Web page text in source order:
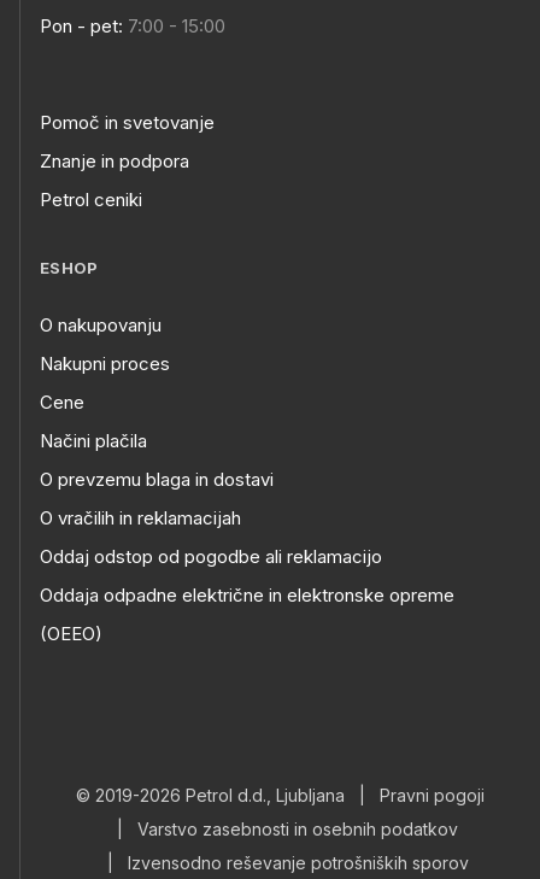
Pon - pet: 7:00 - 15:00
Pomoč in svetovanje
Znanje in podpora
Petrol ceniki
ESHOP
O nakupovanju
Nakupni proces
Cene
Načini plačila
O prevzemu blaga in dostavi
O vračilih in reklamacijah
Oddaj odstop od pogodbe ali reklamacijo
Oddaja odpadne električne in elektronske opreme
(OEEO)
© 2019-2026 Petrol d.d., Ljubljana
Pravni pogoji
Varstvo zasebnosti in osebnih podatkov
Izvensodno reševanje potrošniških sporov